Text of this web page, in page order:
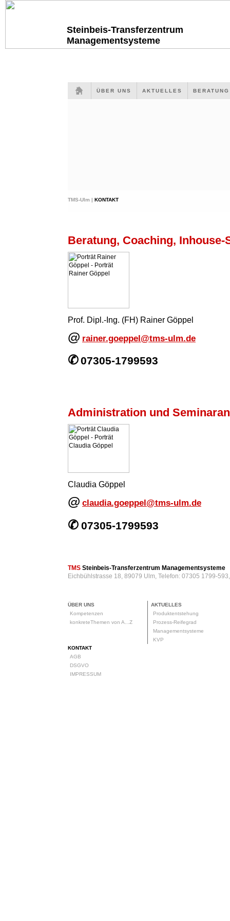
Steinbeis-Transferzentrum
Managementsysteme
ÜBER UNS AKTUELLES
TMS-Ulm | KONTAKT
Beratung, Coaching, Inhouse-
Prof. Dipl.-Ing. (FH) Rainer Göppel
@ rainer.goeppel@tms-ulm.de
✆07305-1799593
Administration und
Claudia Göppel
@ claudia.goeppel@tms-ulm.de
✆ 07305-1799593
TMS Steinbeis-Transferzentrum Managementsysteme
Eichbühlstrasse 18, 89079 Ulm, Telefon: 07305 1799-
ÜBER UNS
Kompetenzen
konkreteThemen von A...Z
AKTUELLES
Produktentstehung
Prozess-Reifegrad
Managementsysteme
KVP
KONTAKT
AGB
DSGVO
IMPRESSUM